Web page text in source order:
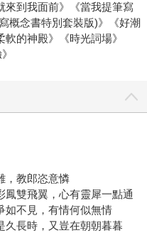
來到我面前》《當我提筆寫
概念書特別套裝版)》《好潮
的神殿》《時光詞場》
教郎恣意憐
雙飛翼，心有靈犀一點通
不見，有情何似無情
長時，又豈在朝朝暮暮